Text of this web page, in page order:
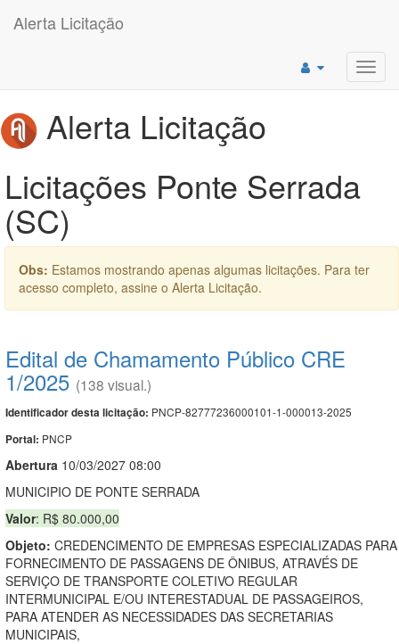
Alerta Licitação
Alerta Licitação
Licitações Ponte Serrada
(SC)
Obs: Estamos mostrando apenas algumas licitações. Para ter
acesso completo, assine o Alerta Licitação.
Edital de Chamamento Público CRE
1/2025 (138 visual.)
Identificador desta licitação: PNCP-82777236000101-1-000013-2025
Portal: PNCP
Abertura 10/03/2027 08:00
MUNICIPIO DE PONTE SERRADA
Valor: R$ 80.000,00
Objeto: CREDENCIMENTO DE EMPRESAS ESPECIALIZADAS PARA
FORNECIMENTO DE PASSAGENS DE ÔNIBUS, ATRAVÉS DE
SERVIÇO DE TRANSPORTE COLETIVO REGULAR
INTERMUNICIPAL E/OU INTERESTADUAL DE PASSAGEIROS,
PARA ATENDER AS NECESSIDADES DAS SECRETARIAS
MUNICIPAIS,